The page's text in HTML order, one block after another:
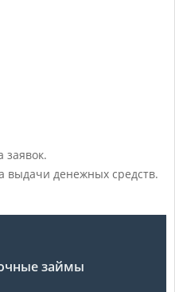
заявок.
выдачи денежных средств.
займы